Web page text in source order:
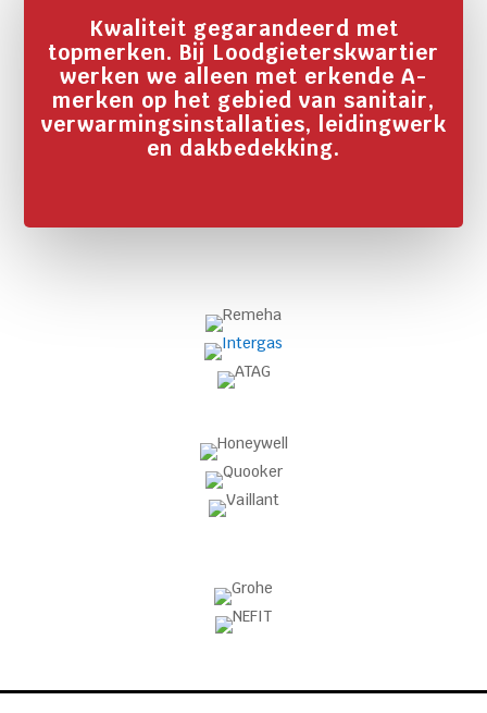
Kwaliteit gegarandeerd met
topmerken. Bij Loodgieterskwartier
werken we alleen met erkende A-
merken op het gebied van sanitair,
verwarmingsinstallaties, leidingwerk
en dakbedekking.